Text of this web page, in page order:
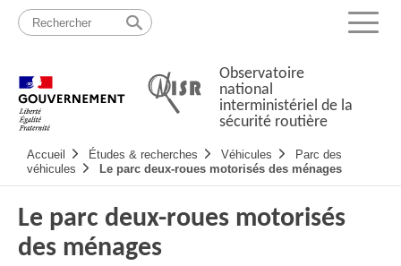
Passer
contenu
Menu
Observatoire
national
interministériel de la
sécurité routière
principale
Accueil Études & recherches Véhicules
Parc des
véhicules
Le parc deux-roues motorisés des ménages
Le parc deux-roues motorisés
des ménages